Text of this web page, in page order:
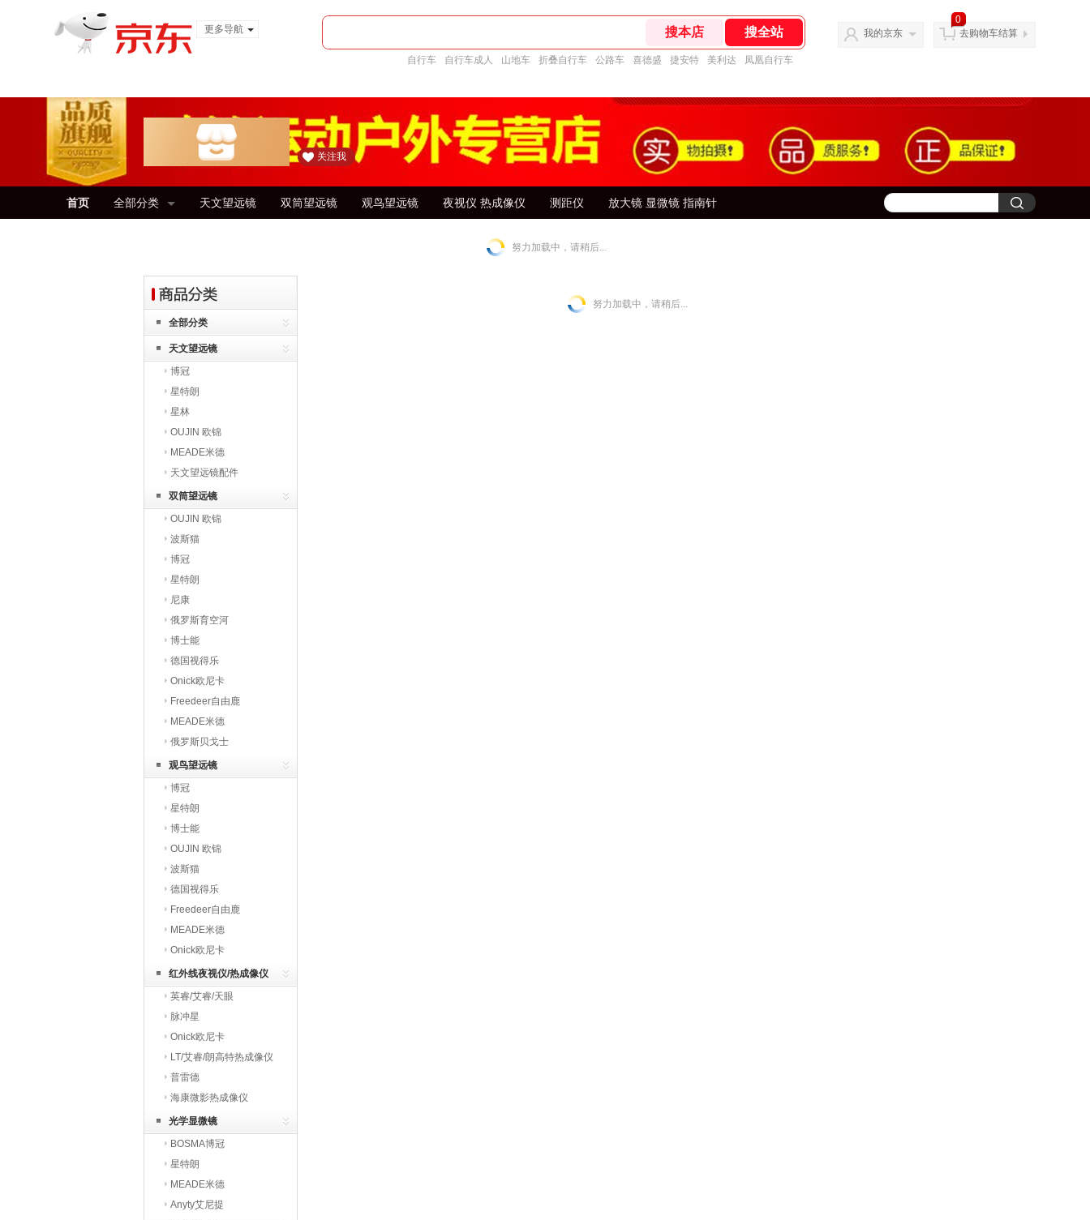
更多导航
自行车 自行车成人 山地车 折叠自行车 公路车 喜德盛 捷安特 美利达 凤凰自行车
我的京东
0
去购物车结算
关注我
首页 全部分类 天文望远镜 双筒望远镜 观鸟望远镜 夜视仪 热成像仪 测距仪 放大镜 显微镜 指南针
努力加载中，请稍后...
全部分类
天文望远镜
博冠
星特朗
星林
OUJIN 欧锦
MEADE米德
天文望远镜配件
双筒望远镜
OUJIN 欧锦
波斯猫
博冠
星特朗
尼康
俄罗斯育空河
博士能
德国视得乐
Onick欧尼卡
Freedeer自由鹿
MEADE米德
俄罗斯贝戈士
观鸟望远镜
博冠
星特朗
博士能
OUJIN 欧锦
波斯猫
德国视得乐
Freedeer自由鹿
MEADE米德
Onick欧尼卡
红外线夜视仪/热成像仪
英睿/艾睿/天眼
脉冲星
Onick欧尼卡
LT/艾睿/朗高特热成像仪
普雷德
海康微影热成像仪
HIKMICRO
光学显微镜
BOSMA博冠
星特朗
MEADE米德
Anyty艾尼提
努力加载中，请稍后...